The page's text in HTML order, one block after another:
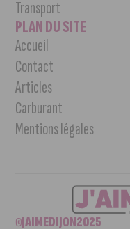
Transport
PLAN DU SITE
Accueil
Contact
Articles
Carburant
Mentions légales
©JAIMEDIJON2025